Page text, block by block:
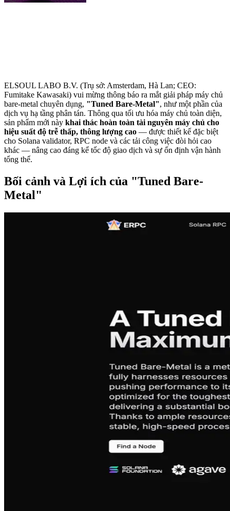
ELSOUL LABO B.V. (Trụ sở: Amsterdam, Hà Lan; CEO:
Fumitake Kawasaki) vui mừng thông báo ra mắt giải pháp máy chủ
bare-metal chuyên dụng, "Tuned Bare-Metal", như một phần của
dịch vụ hạ tầng phân tán. Thông qua tối ưu hóa máy chủ toàn diện,
sản phẩm mới này khai thác hoàn toàn tài nguyên máy chủ cho
hiệu suất độ trễ thấp, thông lượng cao — được thiết kế đặc biệt
cho Solana validator, RPC node và các tải công việc đòi hỏi cao
khác — nâng cao đáng kể tốc độ giao dịch và sự ổn định vận hành
tổng thể.
Bối cảnh và Lợi ích của "Tuned Bare-
Metal"